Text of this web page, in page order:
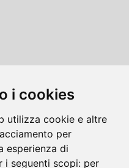
i cookies
utilizza cookie e altre
per
esperienza di
i seguenti scopi: per